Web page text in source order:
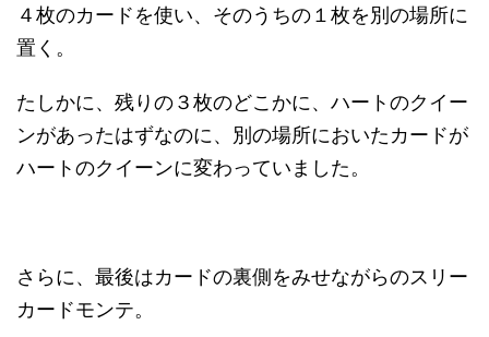
４枚のカードを使い、そのうちの１枚を別の場所に
置く。
たしかに、残りの３枚のどこかに、ハートのクイー
ンがあったはずなのに、別の場所においたカードが
ハートのクイーンに変わっていました。
さらに、最後はカードの裏側をみせながらのスリー
カードモンテ。